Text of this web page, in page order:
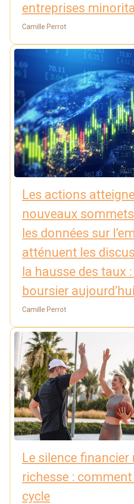
entreprises
Camille Perrot
Les actions
nouveaux
les données sur
atténuent les
la hausse des taux
boursier aujourd’hui
Camille Perrot
Le silence
richesse :
cycle